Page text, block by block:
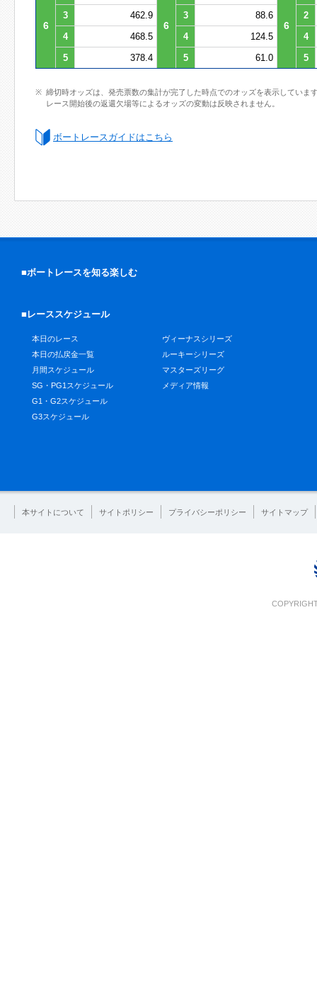
6 6 6
3
462.9 3 88.6
2
4
468.5 4 124.5
4
5
378.4 5 61.0 5
締切時オッズは、発売票数の集計が完了した時点でのオッズを表示していま
レース開始後の返還欠場等によるオッズの変動は反映されません。
ボートレースガイドはこちら
■ボートレースを知る楽しむ
■レーススケジュール
本日のレース
本日の払戻金一覧
月間スケジュール
SG・PG1スケジュール
G1・G2スケジュール
G3スケジュール
ヴィーナスシリーズ
ルーキーシリーズ
マスターズリーグ
メディア情報
本サイトについて サイトポリシー プライバシーポリシー サイトマップ